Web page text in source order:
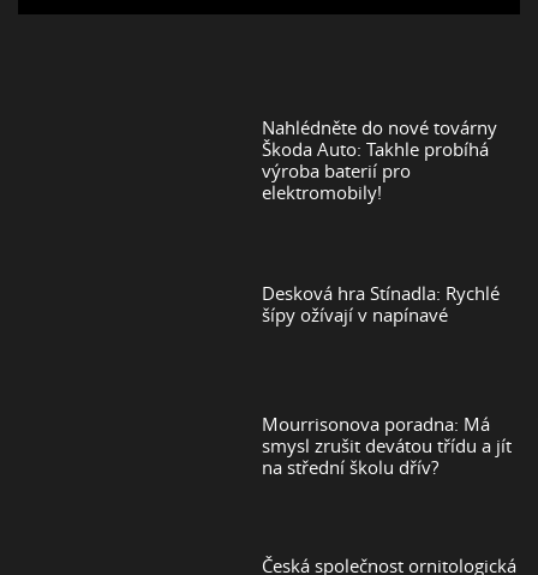
Nahlédněte do nové továrny
Škoda Auto: Takhle probíhá
výroba baterií pro
elektromobily!
Desková hra Stínadla: Rychlé
šípy ožívají v napínavé
Mourrisonova poradna: Má
smysl zrušit devátou třídu a jít
na střední školu dřív?
Česká společnost ornitologická